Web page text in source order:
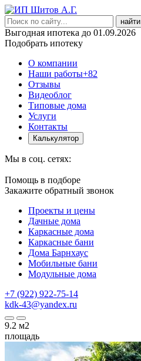
найти
Выгодная ипотека до 01.09.2026
Подобрать ипотеку
О компании
Наши работы+82
Отзывы
Видеоблог
Типовые дома
Услуги
Контакты
Калькулятор
Мы в соц. сетях:
Помощь в подборе
Закажите обратный звонок
Проекты и цены
Дачные дома
Каркасные дома
Каркасные бани
Дома Барнхаус
Мобильные бани
Модульные дома
+7 (922) 922-75-14
kdk-43@yandex.ru
9.2 м2
площадь